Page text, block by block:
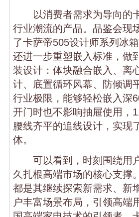
以消费者需求为导向的卡
行业潮流的产品。品鉴会现
了卡萨帝505设计师系列冰
还进一步重塑嵌入标准，做
装设计：体块融合嵌入、离
计、底置循环风幕、防倾调
行业极限，能够轻松嵌入深
开门时也不影响抽屉使用，
腰线齐平的追线设计，实现
体。
可以看到，时刻围绕用户
久扎根高端市场的核心支撑
都是其继续探索新需求、新
户丰富场景布局，引领高端